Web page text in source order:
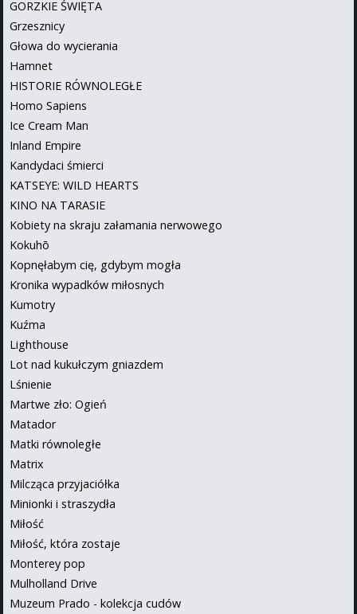
GORZKIE ŚWIĘTA
Grzesznicy
Głowa do wycierania
Hamnet
HISTORIE RÓWNOLEGŁE
Homo Sapiens
Ice Cream Man
Inland Empire
Kandydaci śmierci
KATSEYE: WILD HEARTS
KINO NA TARASIE
Kobiety na skraju załamania nerwowego
Kokuhō
Kopnęłabym cię, gdybym mogła
Kronika wypadków miłosnych
Kumotry
Kuźma
Lighthouse
Lot nad kukułczym gniazdem
Lśnienie
Martwe zło: Ogień
Matador
Matki równoległe
Matrix
Milcząca przyjaciółka
Minionki i straszydła
Miłość
Miłość, która zostaje
Monterey pop
Mulholland Drive
Muzeum Prado - kolekcja cudów